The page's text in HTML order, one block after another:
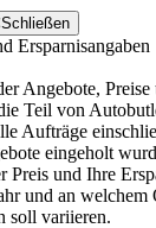
Schließen
Ersparnisangaben
Angebote, Preise
Teil von
Aufträge
eingeholt
und Ihre
und an
soll variieren.